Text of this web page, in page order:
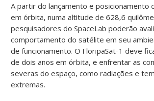
A partir do lançamento e posicionamento
em órbita, numa altitude de 628,6
pesquisadores do SpaceLab poderão
comportamento do satélite em seu
de funcionamento. O FloripaSat-1 deve
de dois anos em órbita, e enfrentar as
severas do espaço, como radiações e
extremas.